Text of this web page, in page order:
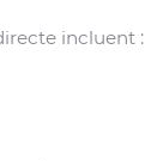
incluent :